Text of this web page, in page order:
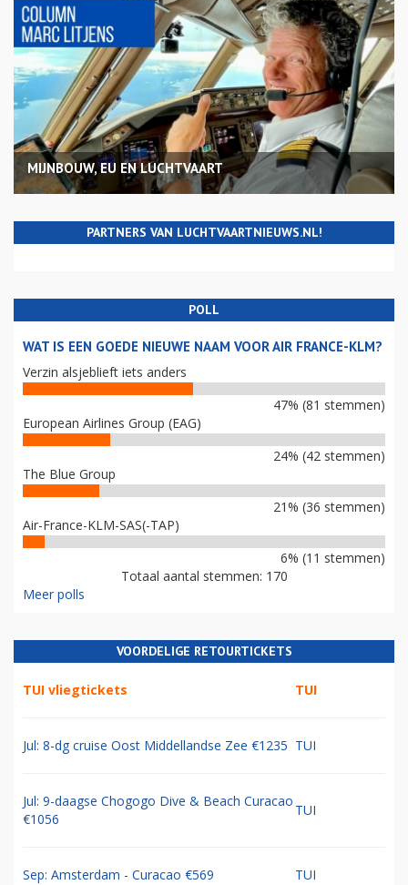
MIJNBOUW, EU EN LUCHTVAART
PARTNERS VAN LUCHTVAARTNIEUWS.NL!
POLL
WAT IS EEN GOEDE NIEUWE NAAM VOOR AIR FRANCE-KLM?
Verzin alsjeblieft iets anders
47% (81 stemmen)
European Airlines Group (EAG)
24% (42 stemmen)
The Blue Group
21% (36 stemmen)
Air-France-KLM-SAS(-TAP)
6% (11 stemmen)
Totaal aantal stemmen: 170
Meer polls
VOORDELIGE RETOURTICKETS
TUI vliegtickets TUI
Jul: 8-dg cruise Oost Middellandse Zee €1235 TUI
Jul: 9-daagse Chogogo Dive & Beach Curacao
€1056
TUI
Sep: Amsterdam - Curacao €569 TUI